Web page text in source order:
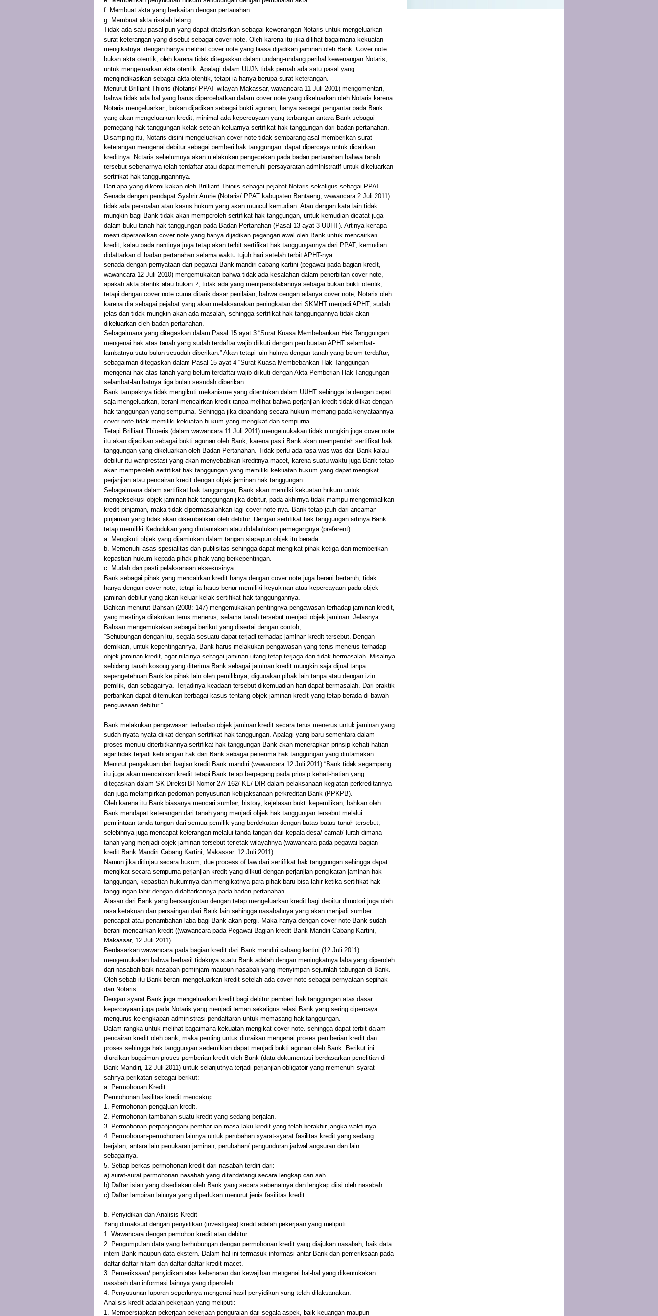
f. Membuat akta yang berkaitan dengan pertanahan.
g. Membuat akta risalah lelang
Tidak ada satu pasal pun yang dapat ditafsirkan sebagai kewenangan Notaris untuk mengeluarkan
surat keterangan yang disebut sebagai cover note. Oleh karena itu jika dilihat bagaimana kekuatan
mengikatnya, dengan hanya melihat cover note yang biasa dijadikan jaminan oleh Bank. Cover note
bukan akta otentik, oleh karena tidak ditegaskan dalam undang-undang perihal kewenangan Notaris,
untuk mengeluarkan akta otentik. Apalagi dalam UUJN tidak pernah ada satu pasal yang
mengindikasikan sebagai akta otentik, tetapi ia hanya berupa surat keterangan.
Menurut Brilliant Thioris (Notaris/ PPAT wilayah Makassar, wawancara 11 Juli 2001) mengomentari,
bahwa tidak ada hal yang harus diperdebatkan dalam cover note yang dikeluarkan oleh Notaris karena
Notaris mengeluarkan, bukan dijadikan sebagai bukti agunan, hanya sebagai pengantar pada Bank
yang akan mengeluarkan kredit, minimal ada kepercayaan yang terbangun antara Bank sebagai
pemegang hak tanggungan kelak setelah keluarnya sertifikat hak tanggungan dari badan pertanahan.
Disamping itu, Notaris disini mengeluarkan cover note tidak sembarang asal memberikan surat
keterangan mengenai debitur sebagai pemberi hak tanggungan, dapat dipercaya untuk dicairkan
kreditnya. Notaris sebelumnya akan melakukan pengecekan pada badan pertanahan bahwa tanah
tersebut sebenarnya telah terdaftar atau dapat memenuhi persayaratan administratif untuk dikeluarkan
sertifikat hak tanggungannnya.
Dari apa yang dikemukakan oleh Brilliant Thioris sebagai pejabat Notaris sekaligus sebagai PPAT.
Senada dengan pendapat Syahrir Amrie (Notaris/ PPAT kabupaten Bantaeng, wawancara 2 Juli 2011)
tidak ada persoalan atau kasus hukum yang akan muncul kemudian. Atau dengan kata lain tidak
mungkin bagi Bank tidak akan memperoleh sertifikat hak tanggungan, untuk kemudian dicatat juga
dalam buku tanah hak tanggungan pada Badan Pertanahan (Pasal 13 ayat 3 UUHT). Artinya kenapa
mesti dipersoalkan cover note yang hanya dijadikan pegangan awal oleh Bank untuk mencairkan
kredit, kalau pada nantinya juga tetap akan terbit sertifikat hak tanggungannya dari PPAT, kemudian
didaftarkan di badan pertanahan selama waktu tujuh hari setelah terbit APHT-nya.
senada dengan pernyataan dari pegawai Bank mandiri cabang kartini (pegawai pada bagian kredit,
wawancara 12 Juli 2010) mengemukakan bahwa tidak ada kesalahan dalam penerbitan cover note,
apakah akta otentik atau bukan ?, tidak ada yang mempersolakannya sebagai bukan bukti otentik,
tetapi dengan cover note cuma ditarik dasar penilaian, bahwa dengan adanya cover note, Notaris oleh
karena dia sebagai pejabat yang akan melaksanakan peningkatan dari SKMHT menjadi APHT, sudah
jelas dan tidak mungkin akan ada masalah, sehingga sertifikat hak tanggungannya tidak akan
dikeluarkan oleh badan pertanahan.
Sebagaimana yang ditegaskan dalam Pasal 15 ayat 3 “Surat Kuasa Membebankan Hak Tanggungan
mengenai hak atas tanah yang sudah terdaftar wajib diikuti dengan pembuatan APHT selambat-
lambatnya satu bulan sesudah diberikan.” Akan tetapi lain halnya dengan tanah yang belum terdaftar,
sebagaiman ditegaskan dalam Pasal 15 ayat 4 “Surat Kuasa Membebankan Hak Tanggungan
mengenai hak atas tanah yang belum terdaftar wajib diikuti dengan Akta Pemberian Hak Tanggungan
selambat-lambatnya tiga bulan sesudah diberikan.
Bank tampaknya tidak mengikuti mekanisme yang ditentukan dalam UUHT sehingga ia dengan cepat
saja mengeluarkan, berani mencairkan kredit tanpa melihat bahwa perjanjian kredit tidak diikat dengan
hak tanggungan yang sempurna. Sehingga jika dipandang secara hukum memang pada kenyataannya
cover note tidak memiliki kekuatan hukum yang mengikat dan sempurna.
Tetapi Brilliant Thioeris (dalam wawancara 11 Juli 2011) mengemukakan tidak mungkin juga cover note
itu akan dijadikan sebagai bukti agunan oleh Bank, karena pasti Bank akan memperoleh sertifikat hak
tanggungan yang dikeluarkan oleh Badan Pertanahan. Tidak perlu ada rasa was-was dari Bank kalau
debitur itu wanprestasi yang akan menyebabkan kreditnya macet, karena suatu waktu juga Bank tetap
akan memperoleh sertifikat hak tanggungan yang memiliki kekuatan hukum yang dapat mengikat
perjanjian atau pencairan kredit dengan objek jaminan hak tanggungan.
Sebagaimana dalam sertifikat hak tanggungan, Bank akan memilki kekuatan hukum untuk
mengeksekusi objek jaminan hak tanggungan jika debitur, pada akhirnya tidak mampu mengembalikan
kredit pinjaman, maka tidak dipermasalahkan lagi cover note-nya. Bank tetap jauh dari ancaman
pinjaman yang tidak akan dikembalikan oleh debitur. Dengan sertifikat hak tanggungan artinya Bank
tetap memiliki Kedudukan yang diutamakan atau didahulukan pemegangnya (preferent).
a. Mengikuti objek yang dijaminkan dalam tangan siapapun objek itu berada.
b. Memenuhi asas spesialitas dan publisitas sehingga dapat mengikat pihak ketiga dan memberikan
kepastian hukum kepada pihak-pihak yang berkepentingan.
c. Mudah dan pasti pelaksanaan eksekusinya.
Bank sebagai pihak yang mencairkan kredit hanya dengan cover note juga berani bertaruh, tidak
hanya dengan cover note, tetapi ia harus benar memiliki keyakinan atau kepercayaan pada objek
jaminan debitur yang akan keluar kelak sertifikat hak tanggungannya.
Bahkan menurut Bahsan (2008: 147) mengemukakan pentingnya pengawasan terhadap jaminan kredit,
yang mestinya dilakukan terus menerus, selama tanah tersebut menjadi objek jaminan. Jelasnya
Bahsan mengemukakan sebagai berikut yang disertai dengan contoh,
“Sehubungan dengan itu, segala sesuatu dapat terjadi terhadap jaminan kredit tersebut. Dengan
demikian, untuk kepentingannya, Bank harus melakukan pengawasan yang terus menerus terhadap
objek jaminan kredit, agar nilainya sebagai jaminan utang tetap terjaga dan tidak bermasalah. Misalnya
sebidang tanah kosong yang diterima Bank sebagai jaminan kredit mungkin saja dijual tanpa
sepengetehuan Bank ke pihak lain oleh pemiliknya, digunakan pihak lain tanpa atau dengan izin
pemilik, dan sebagainya. Terjadinya keadaan tersebut dikemuadian hari dapat bermasalah. Dari praktik
perbankan dapat ditemukan berbagai kasus tentang objek jaminan kredit yang tetap berada di bawah
penguasaan debitur.”
Bank melakukan pengawasan terhadap objek jaminan kredit secara terus menerus untuk jaminan yang
sudah nyata-nyata diikat dengan sertifikat hak tanggungan. Apalagi yang baru sementara dalam
proses menuju diterbitkannya sertifikat hak tanggungan Bank akan menerapkan prinsip kehati-hatian
agar tidak terjadi kehilangan hak dari Bank sebagai penerima hak tanggungan yang diutamakan.
Menurut pengakuan dari bagian kredit Bank mandiri (wawancara 12 Juli 2011) “Bank tidak segampang
itu juga akan mencairkan kredit tetapi Bank tetap berpegang pada prinsip kehati-hatian yang
ditegaskan dalam SK Direksi BI Nomor 27/ 162/ KE/ DIR dalam pelaksanaan kegiatan perkreditannya
dan juga melampirkan pedoman penyusunan kebijaksanaan perkreditan Bank (PPKPB).
Oleh karena itu Bank biasanya mencari sumber, history, kejelasan bukti kepemilikan, bahkan oleh
Bank mendapat keterangan dari tanah yang menjadi objek hak tanggungan tersebut melalui
permintaan tanda tangan dari semua pemilik yang berdekatan dengan batas-batas tanah tersebut,
selebihnya juga mendapat keterangan melalui tanda tangan dari kepala desa/ camat/ lurah dimana
tanah yang menjadi objek jaminan tersebut terletak wilayahnya (wawancara pada pegawai bagian
kredit Bank Mandiri Cabang Kartini, Makassar. 12 Juli 2011).
Namun jika ditinjau secara hukum, due process of law dari sertifikat hak tanggungan sehingga dapat
mengikat secara sempurna perjanjian kredit yang diikuti dengan perjanjian pengikatan jaminan hak
tanggungan, kepastian hukumnya dan mengikatnya para pihak baru bisa lahir ketika sertifikat hak
tanggungan lahir dengan didaftarkannya pada badan pertanahan.
Alasan dari Bank yang bersangkutan dengan tetap mengeluarkan kredit bagi debitur dimotori juga oleh
rasa ketakuan dan persaingan dari Bank lain sehingga nasabahnya yang akan menjadi sumber
pendapat atau penambahan laba bagi Bank akan pergi. Maka hanya dengan cover note Bank sudah
berani mencairkan kredit ((wawancara pada Pegawai Bagian kredit Bank Mandiri Cabang Kartini,
Makassar, 12 Juli 2011).
Berdasarkan wawancara pada bagian kredit dari Bank mandiri cabang kartini (12 Juli 2011)
mengemukakan bahwa berhasil tidaknya suatu Bank adalah dengan meningkatnya laba yang diperoleh
dari nasabah baik nasabah peminjam maupun nasabah yang menyimpan sejumlah tabungan di Bank.
Oleh sebab itu Bank berani mengeluarkan kredit setelah ada cover note sebagai pernyataan sepihak
dari Notaris.
Dengan syarat Bank juga mengeluarkan kredit bagi debitur pemberi hak tanggungan atas dasar
kepercayaan juga pada Notaris yang menjadi teman sekaligus relasi Bank yang sering dipercaya
mengurus kelengkapan administrasi pendaftaran untuk memasang hak tanggungan.
Dalam rangka untuk melihat bagaimana kekuatan mengikat cover note. sehingga dapat terbit dalam
pencairan kredit oleh bank, maka penting untuk diuraikan mengenai proses pemberian kredit dan
proses sehingga hak tanggungan sedemikian dapat menjadi bukti agunan oleh Bank. Berikut ini
diuraikan bagaiman proses pemberian kredit oleh Bank (data dokumentasi berdasarkan penelitian di
Bank Mandiri, 12 Juli 2011) untuk selanjutnya terjadi perjanjian obligatoir yang memenuhi syarat
sahnya perikatan sebagai berikut:
a. Permohonan Kredit
Permohonan fasilitas kredit mencakup:
1. Permohonan pengajuan kredit.
2. Permohonan tambahan suatu kredit yang sedang berjalan.
3. Permohonan perpanjangan/ pembaruan masa laku kredit yang telah berakhir jangka waktunya.
4. Permohonan-permohonan lainnya untuk perubahan syarat-syarat fasilitas kredit yang sedang
berjalan, antara lain penukaran jaminan, perubahan/ pengunduran jadwal angsuran dan lain
sebagainya.
5. Setiap berkas permohonan kredit dari nasabah terdiri dari:
a) surat-surat permohonan nasabah yang ditandatangi secara lengkap dan sah.
b) Daftar isian yang disediakan oleh Bank yang secara sebenarnya dan lengkap diisi oleh nasabah
c) Daftar lampiran lainnya yang diperlukan menurut jenis fasilitas kredit.
b. Penyidikan dan Analisis Kredit
Yang dimaksud dengan penyidikan (investigasi) kredit adalah pekerjaan yang meliputi:
1. Wawancara dengan pemohon kredit atau debitur.
2. Pengumpulan data yang berhubungan dengan permohonan kredit yang diajukan nasabah, baik data
intern Bank maupun data ekstern. Dalam hal ini termasuk informasi antar Bank dan pemeriksaan pada
daftar-daftar hitam dan daftar-daftar kredit macet.
3. Pemeriksaan/ penyidikan atas kebenaran dan kewajiban mengenai hal-hal yang dikemukakan
nasabah dan informasi lainnya yang diperoleh.
4. Penyusunan laporan seperlunya mengenai hasil penyidikan yang telah dilaksanakan.
Analisis kredit adalah pekerjaan yang meliputi:
1. Mempersiapkan pekerjaan-pekerjaan penguraian dari segala aspek, baik keuangan maupun